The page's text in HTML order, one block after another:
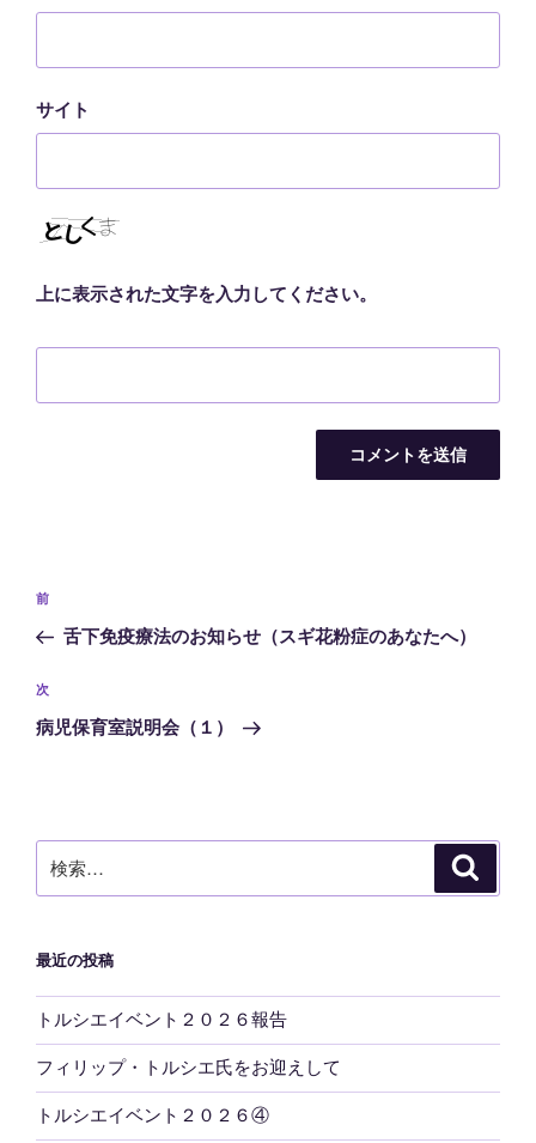
サイト
上に表示された文字を入力してください。
投
ナ
ビ
ゲ
ン
前
の
稿
前
舌下免疫療法のお知らせ（スギ花粉症のあなたへ）
次
の
次
病児保育室説明会（１）
索:
最近の投稿
トルシエイベント２０２６報告
フィリップ・トルシエ氏をお迎えして
トルシエイベント２０２６④